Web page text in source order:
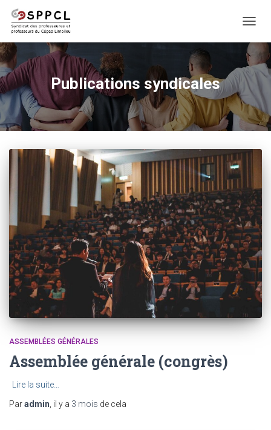
LA
Publications syndicales
ASSEMBLÉES GÉNÉRALES
Assemblée générale (congrès)
Lire la suite…
Paradmin , il y a 3 mois de cela